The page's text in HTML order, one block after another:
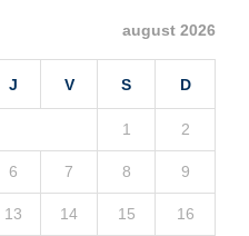
august 2026
J V S D
1 2
6 7 8 9
13 14 15 16